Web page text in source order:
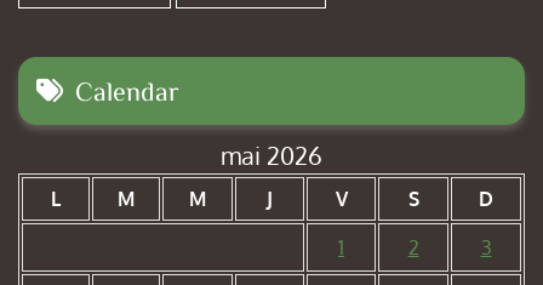
Calendar
mai 2026
L M M J V S
D
1
2 3